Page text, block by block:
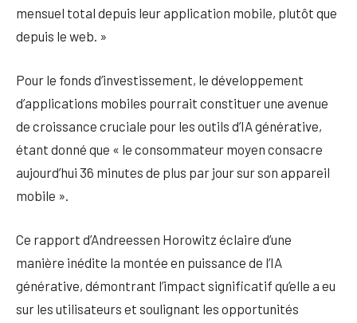
mensuel total depuis leur application mobile, plutôt que
depuis le web. »
Pour le fonds d’investissement, le développement
d’applications mobiles pourrait constituer une avenue
de croissance cruciale pour les outils d’IA générative,
étant donné que « le consommateur moyen consacre
aujourd’hui 36 minutes de plus par jour sur son appareil
mobile ».
Ce rapport d’Andreessen Horowitz éclaire d’une
manière inédite la montée en puissance de l’IA
générative, démontrant l’impact significatif qu’elle a eu
sur les utilisateurs et soulignant les opportunités